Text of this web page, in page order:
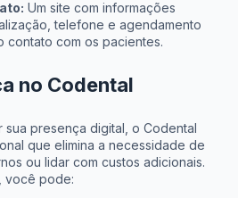
Um site com informações
telefone e agendamento
contato com os pacientes.
no Codental
sua presença digital, o Codental
que elimina a necessidade de
ou lidar com custos adicionais.
você pode: